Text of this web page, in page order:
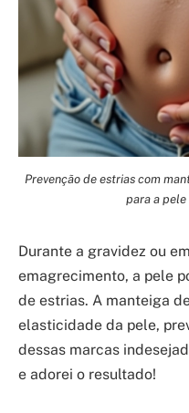
Prevenção de estrias com
para a
Durante a gravidez ou
emagrecimento, a pele
de estrias. A manteiga
elasticidade da pele,
dessas marcas
e adorei o resultado!